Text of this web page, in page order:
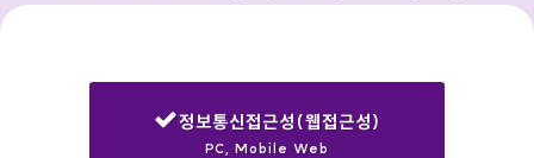
정보통신접근성(웹접근성)
PC, Mobile Web